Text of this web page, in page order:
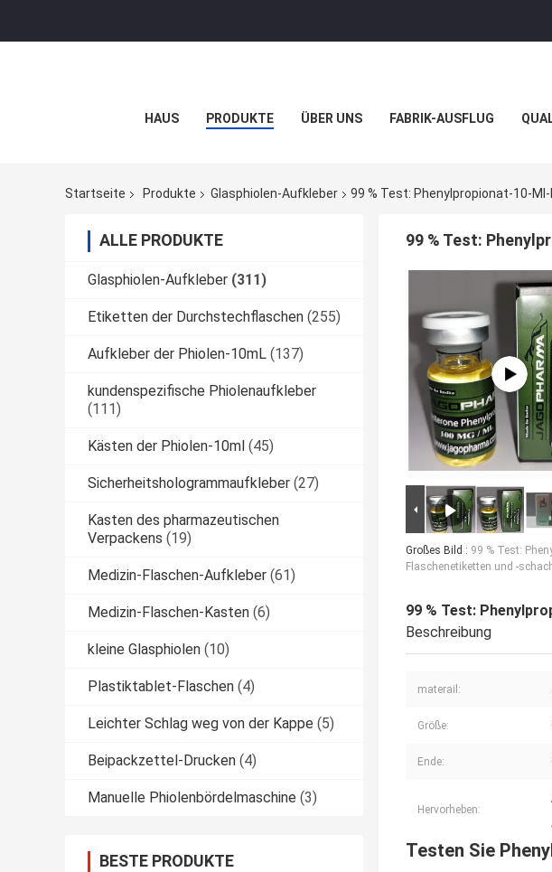
HAUS PRODUKTE ÜBER UNS FABRIK-AUSFLUG
Startseite Produkte Glasphiolen-Aufkleber 99 % Test: Phenylpropionat-10-
ALLE PRODUKTE
Glasphiolen-Aufkleber (311)
Etiketten der Durchstechflaschen (255)
Aufkleber der Phiolen-10mL (137)
kundenspezifische Phiolenaufkleber
(111)
Kästen der Phiolen-10ml (45)
Sicherheitshologrammaufkleber (27)
Kasten des pharmazeutischen
Verpackens (19)
Medizin-Flaschen-Aufkleber (61)
Medizin-Flaschen-Kasten (6)
kleine Glasphiolen (10)
Plastiktablet-Flaschen (4)
Leichter Schlag weg von der Kappe (5)
Beipackzettel-Drucken (4)
Manuelle Phiolenbördelmaschine (3)
BESTE PRODUKTE
99 % Test:
Großes Bild : 99 % Test:
Flaschenetiketten und -
99 % Test:
Beschreibung
materail:
Größe:
Ende:
Hervorheben:
,
Testen Sie